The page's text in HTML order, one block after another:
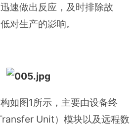
速做出反应，及时排除故
对生产的影响。
图1所示，主要由设备终
Unit）模块以及远程数